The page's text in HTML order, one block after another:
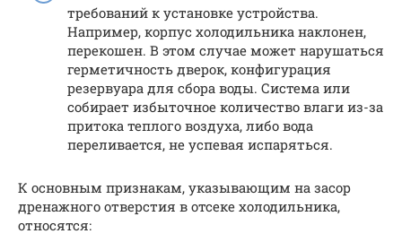
требований к установке устройства.
Например, корпус холодильника наклонен,
перекошен. В этом случае может нарушаться
герметичность дверок, конфигурация
резервуара для сбора воды. Система или
собирает избыточное количество влаги из-за
притока теплого воздуха, либо вода
переливается, не успевая испаряться.
К основным признакам, указывающим на засор
дренажного отверстия в отсеке холодильника,
относятся: